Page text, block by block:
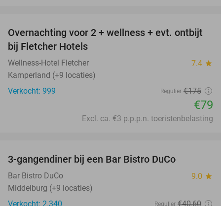
55%
Overnachting voor 2 + wellness + evt. ontbijt
bij Fletcher Hotels
Wellness-Hotel Fletcher 7.4 star
Kamperland (+9 locaties)
Verkocht: 999
Regulier €175
€79
Excl. ca. €3 p.p.p.n. toeristenbelasting
3-gangendiner bij een Bar Bistro DuCo
Bar Bistro DuCo 9.0 star
Middelburg (+9 locaties)
Verkocht: 2.340
Regulier €40,60